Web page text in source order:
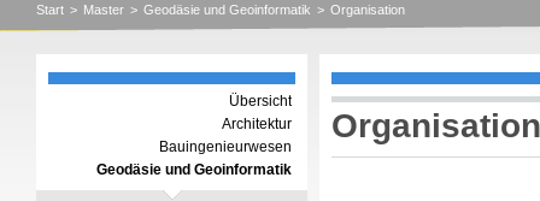
Start > Master > Geodäsie und Geoinformatik > Organisation
Übersicht
Architektur
Bauingenieurwesen
Geodäsie und Geoinformatik
Organisation